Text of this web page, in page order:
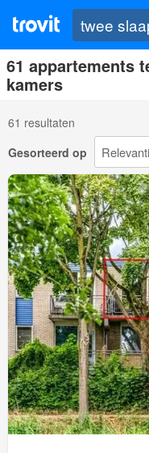
61 appartements
kamers
61 resultaten
Gesorteerd op